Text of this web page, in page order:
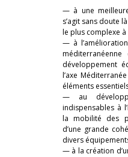
— à une
s’agit sans doute
le plus complexe
— à
développement
l’axe
éléments
— au
indispensables à
la mobilité des
d’une grande
divers
— à la création